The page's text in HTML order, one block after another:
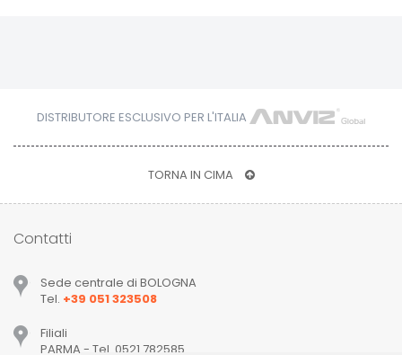
DISTRIBUTORE ESCLUSIVO PER L'ITALIA
TORNA IN CIMA
Contatti
Sede centrale di BOLOGNA
Tel. +39 051 323508
Filiali
PARMA - Tel. 0521 782585